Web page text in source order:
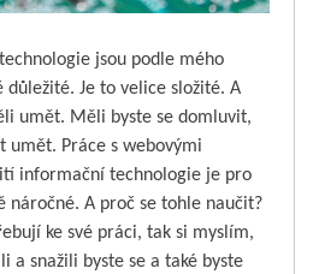
jsou podle mého
důležité. Je to velice složité. A
umět. Měli byste se domluvit,
umět. Práce s webovými
informační technologie je pro
náročné. A proč se tohle naučit?
ke své práci, tak si myslím,
a snažili byste se a také byste